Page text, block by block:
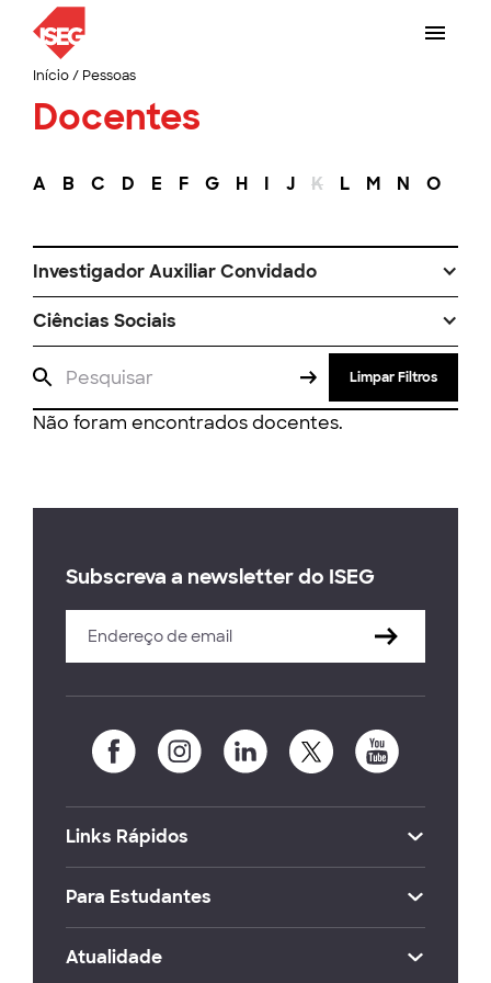
Início/ Pessoas
Docentes
A B C D E F G H I J K L M N O
Investigador Auxiliar Convidado
Ciências Sociais
Limpar Filtros
Não foram encontrados docentes.
Subscreva a newsletter do ISEG
Links Rápidos
Para Estudantes
Atualidade